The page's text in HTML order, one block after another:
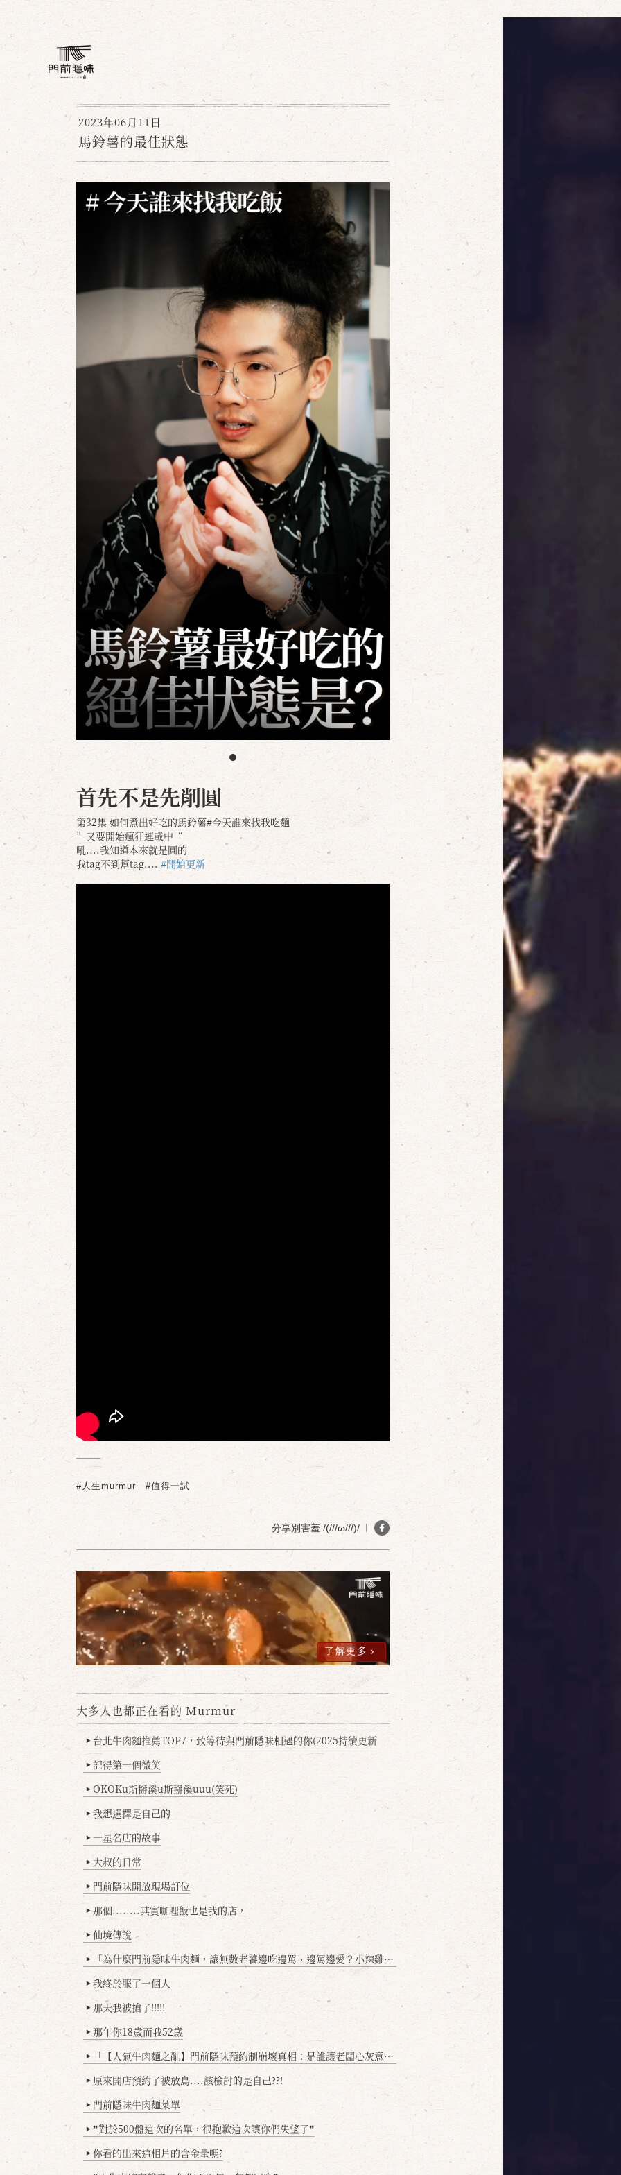
2023年06月11日
馬鈴薯的最佳狀態
首先不是先削圓
第32集 如何煮出好吃的馬鈴薯#今天誰來找我吃麵
”又要開始瘋狂連載中“
吼....我知道本來就是圓的
我tag不到幫tag.... #開始更新
#人生murmur #值得一試
分享別害羞 /(///ω///)/
了解更多
大多人也都正在看的 Murmur
▶ 台北牛肉麵推薦TOP7，致等待與門前隱味相遇的你(2025持續更新
▶ 記得第一個微笑
▶ OKOKu斯掰溪u斯掰溪uuu(笑死)
▶ 我想選擇是自己的
▶ 一星名店的故事
▶ 大叔的日常
▶ 門前隱味開放現場訂位
▶ 那個........其實咖哩飯也是我的店，
▶ 仙境傳說
▶ 「為什麼門前隱味牛肉麵，讓無數老饕邊吃邊罵、邊罵邊愛？小辣雞揭密！」
▶ 我終於服了一個人
▶ 那天我被搶了!!!!!
▶ 那年你18歲而我52歲
▶ 「【人氣牛肉麵之亂】門前隱味預約制崩壞真相：是誰讓老闆心灰意冷？」
▶ 原來開店預約了被放鳥....該檢討的是自己??!
▶ 門前隱味牛肉麵菜單
▶ ❞對於500盤這次的名單，很抱歉這次讓你們失望了❞
▶ 你看的出來這相片的含金量嗎?